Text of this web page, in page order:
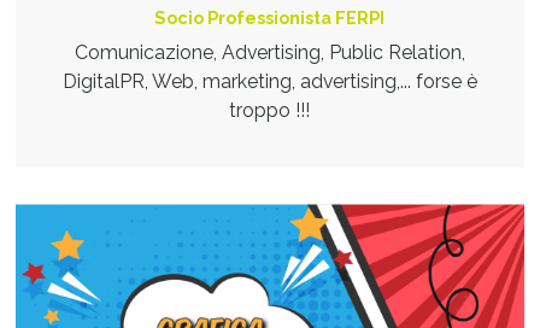
Socio Professionista FERPI
Comunicazione, Advertising, Public Relation,
DigitalPR, Web, marketing, advertising,... forse è
troppo !!!